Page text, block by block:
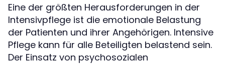
Eine der größten Herausforderungen in der
Intensivpflege ist die emotionale Belastung
der Patienten und ihrer Angehörigen. Intensive
Pflege kann für alle Beteiligten belastend sein.
Der Einsatz von psychosozialen